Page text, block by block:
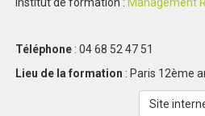
Téléphone : 04 68 52 47 51
Lieu de la formation : Paris 12ème
Site